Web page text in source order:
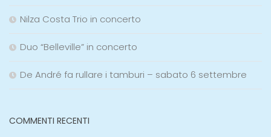
Nilza Costa Trio in concerto
Duo “Belleville” in concerto
De André fa rullare i tamburi – sabato 6 settembre
COMMENTI RECENTI